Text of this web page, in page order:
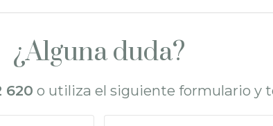
¿Alguna duda?
620 o utiliza el siguiente formulario y